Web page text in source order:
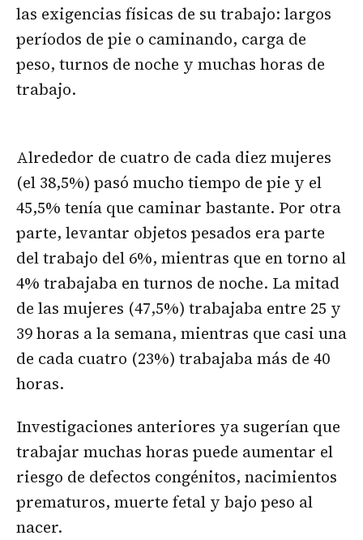
las exigencias físicas de su trabajo: largos
períodos de pie o caminando, carga de
peso, turnos de noche y muchas horas de
trabajo.
Alrededor de cuatro de cada diez mujeres
(el 38,5%) pasó mucho tiempo de pie y el
45,5% tenía que caminar bastante. Por otra
parte, levantar objetos pesados ​​era parte
del trabajo del 6%, mientras que en torno al
4% trabajaba en turnos de noche. La mitad
de las mujeres (47,5%) trabajaba entre 25 y
39 horas a la semana, mientras que casi una
de cada cuatro (23%) trabajaba más de 40
horas.
Investigaciones anteriores ya sugerían que
trabajar muchas horas puede aumentar el
riesgo de defectos congénitos, nacimientos
prematuros, muerte fetal y bajo peso al
nacer.